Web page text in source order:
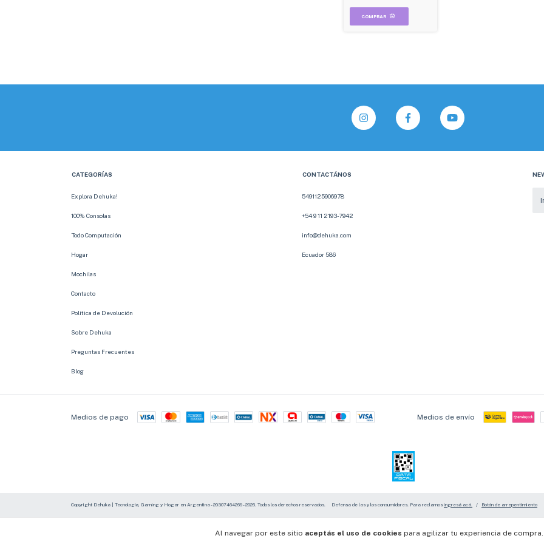
Al navegar por este sitio aceptás el uso de cookies para agilizar tu experiencia de compra.
CATEGORÍAS
Explora Dehuka!
100% Consolas
Todo Computación
Hogar
Mochilas
Contacto
Política de Devolución
Sobre Dehuka
Preguntas Frecuentes
Blog
CONTACTÁNOS
5491125906978
+54 9 11 2193-7942
info@dehuka.com
Ecuador 586
Medios de pago Medios de envío
Copyright Dehuka | Tecnología, Gaming y Hogar en Argentina - 20307464269 - 2026. Todos los derechos reservados. Defensa de las y los consumidores. Para reclamos ingresá acá. / Botón de arrepentimiento